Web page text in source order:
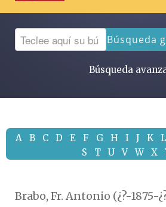
Búsqueda
Búsqueda
A B C D E F G H I J K L
S
T U V W X
Brabo, Fr. Antonio (¿?-1875-